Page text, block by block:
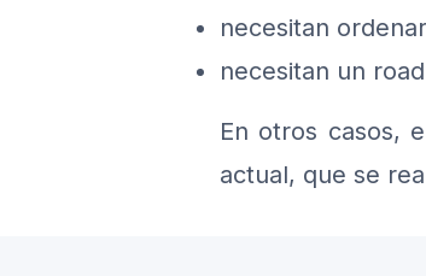
necesitan
necesitan un
En otros casos,
actual, que se